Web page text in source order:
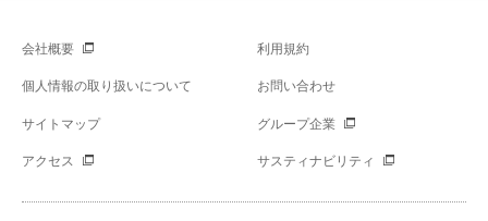
会社概要 利用規約
個人情報の取り扱いについて お問い合わせ
サイトマップ グループ企業
アクセス サスティナビリティ